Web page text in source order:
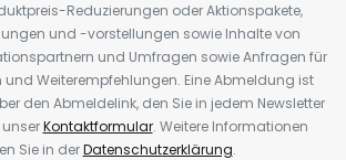
Reduzierungen oder Aktionspakete,
und -vorstellungen sowie Inhalte von
und Umfragen sowie Anfragen für
und Weiterempfehlungen. Eine Abmeldung ist
den Abmeldelink, den Sie in jedem Newsletter
Kontaktformular. Weitere Informationen
Sie in derDatenschutzerklärung.